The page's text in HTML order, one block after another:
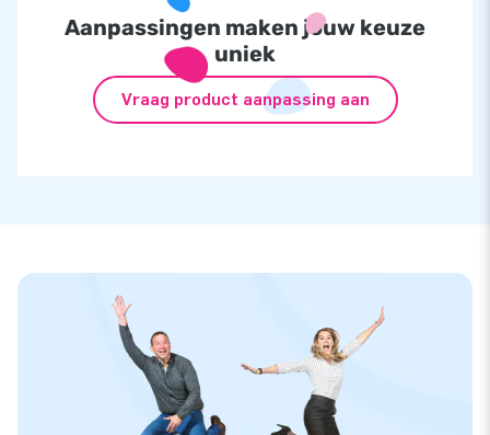
Aanpassingen maken jouw keuze
uniek
Vraag product aanpassing aan